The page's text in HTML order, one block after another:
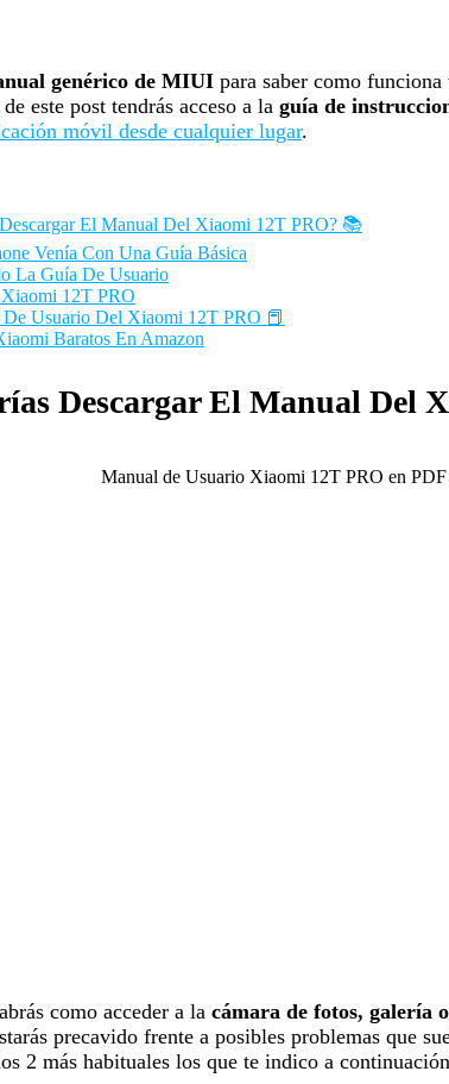
genérico de MIUI para saber como funciona
este post tendrás acceso a la guía de
móvil desde cualquier lugar.
El Manual Del Xiaomi 12T PRO? 📚
Venía Con Una Guía Básica
La Guía De Usuario
12T PRO
Usuario Del Xiaomi 12T PRO 📕
Baratos En Amazon
Descargar El Manual Del
como acceder a la cámara de fotos, galería
precavido frente a posibles problemas que
2 más habituales los que te indico a